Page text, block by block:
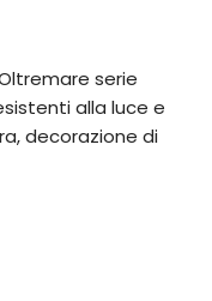
serie
alla luce e
decorazione di